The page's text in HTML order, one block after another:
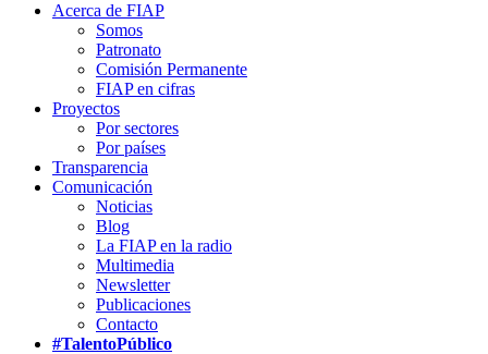
Acerca de FIAP
Somos
Patronato
Comisión Permanente
FIAP en cifras
Proyectos
Por sectores
Por países
Transparencia
Comunicación
Noticias
Blog
La FIAP en la radio
Multimedia
Newsletter
Publicaciones
Contacto
#TalentoPúblico